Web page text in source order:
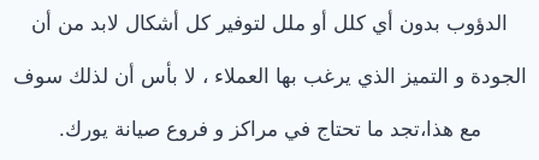
الدؤوب بدون أي كلل أو ملل لتوفير كل أشكال لابد من أن
الجودة و التميز الذي يرغب بها العملاء ، لا بأس أن لذلك سوف
مع هذا،تجد ما تحتاج في مراكز و فروع صيانة يورك.